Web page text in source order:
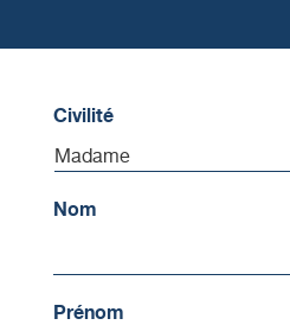
Civilité
Nom
Prénom